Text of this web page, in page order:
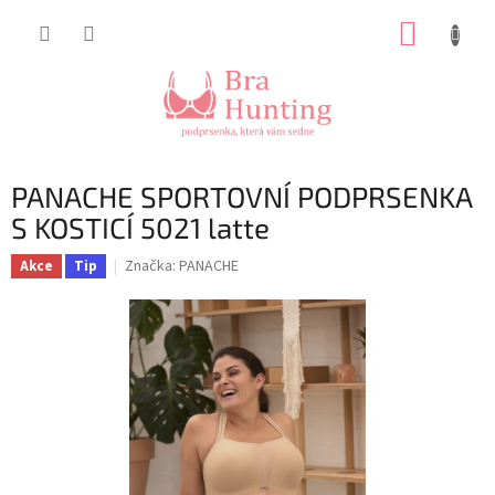
PANACHE SPORTOVNÍ PODPRSENKA
S KOSTICÍ 5021 latte
Akce Tip Značka: PANACHE